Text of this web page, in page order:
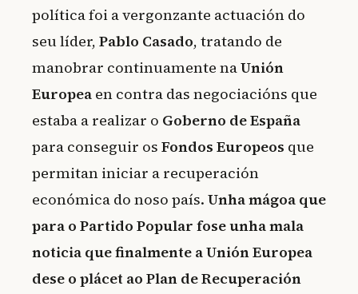
política foi a vergonzante actuación do
seu líder, Pablo Casado, tratando de
manobrar continuamente naUnión
Europea en contra das negociacións que
estaba a realizar o Goberno de España
para conseguir os Fondos Europeos que
permitan iniciar a recuperación
económica do noso país. Unha mágoa que
para o Partido Popular fose unha mala
noticia que finalmente a Unión Europea
dese o plácet ao Plan de Recuperación